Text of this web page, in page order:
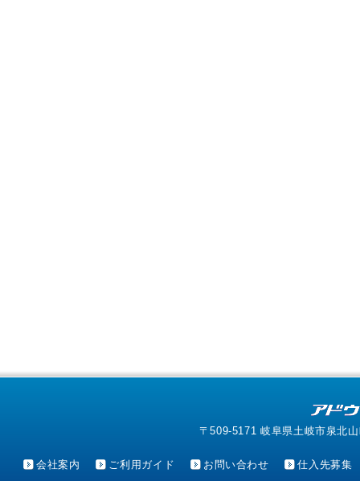
〒509-5171 岐阜県土岐市泉北
会社案内 ご利用ガイド お問い合わせ 仕入先募集